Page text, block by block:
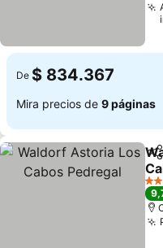
De $ 834.367
Mira precios de 9 páginas
5